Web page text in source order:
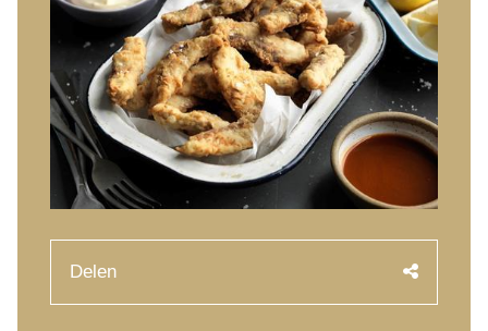
History of Caviar
Tasting Guide
Grading Caviar
Creating Caviar
Certification
Weddings
Delen